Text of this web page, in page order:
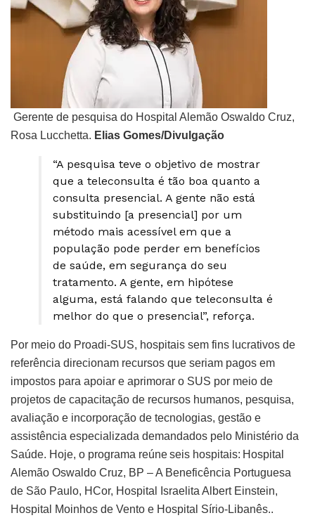
Gerente de pesquisa do Hospital Alemão Oswaldo Cruz,
Rosa Lucchetta. Elias Gomes/Divulgação
“A pesquisa teve o objetivo de mostrar
que a teleconsulta é tão boa quanto a
consulta presencial. A gente não está
substituindo [a presencial] por um
método mais acessível em que a
população pode perder em benefícios
de saúde, em segurança do seu
tratamento. A gente, em hipótese
alguma, está falando que teleconsulta é
melhor do que o presencial”, reforça.
Por meio do Proadi-SUS, hospitais sem fins lucrativos de
referência direcionam recursos que seriam pagos em
impostos para apoiar e aprimorar o SUS por meio de
projetos de capacitação de recursos humanos, pesquisa,
avaliação e incorporação de tecnologias, gestão e
assistência especializada demandados pelo Ministério da
Saúde. Hoje, o programa reúne seis hospitais: Hospital
Alemão Oswaldo Cruz, BP – A Beneficência Portuguesa
de São Paulo, HCor, Hospital Israelita Albert Einstein,
Hospital Moinhos de Vento e Hospital Sírio-Libanês..